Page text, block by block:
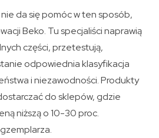
da się pomóc w ten sposób,
Beko. Tu specjaliści naprawią
części, przetestują,
odpowiednia klasyfikacja
i niezawodności. Produkty
do sklepów, gdzie
niższą o 10-30 proc.